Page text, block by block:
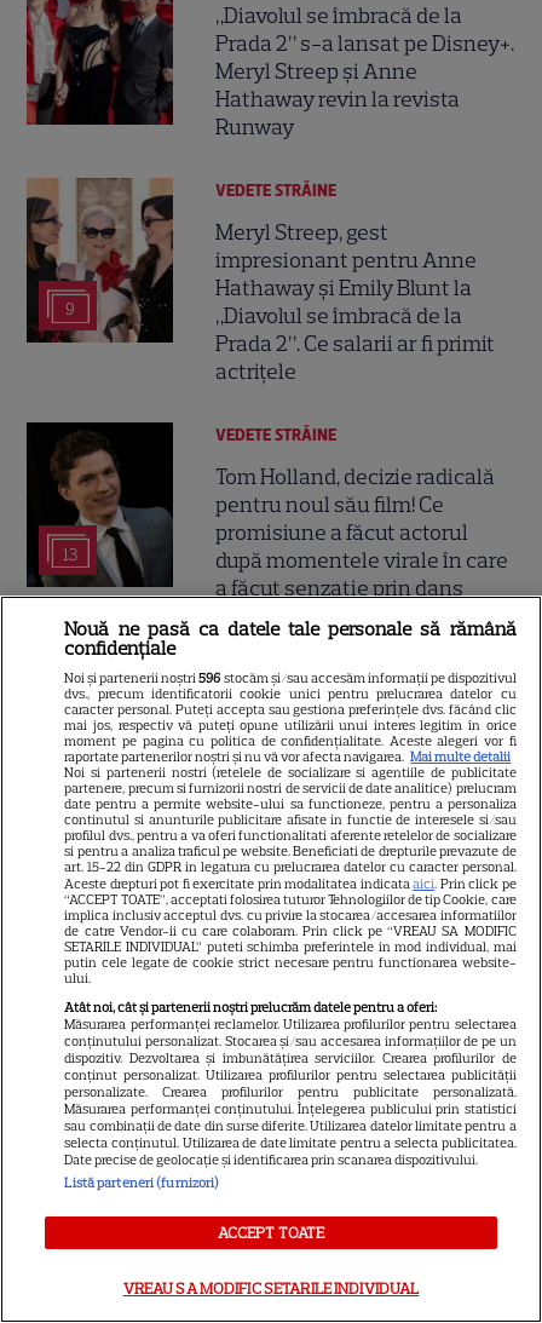
„Diavolul se îmbracă de la
Prada 2” s-a lansat pe Disney+.
Meryl Streep și Anne
Hathaway revin la revista
Runway
9
VEDETE STRĂINE
Meryl Streep, gest
impresionant pentru Anne
Hathaway și Emily Blunt la
„Diavolul se îmbracă de la
Prada 2”. Ce salarii ar fi primit
actrițele
13
VEDETE STRĂINE
Tom Holland, decizie radicală
pentru noul său film! Ce
promisiune a făcut actorul
după momentele virale în care
a făcut senzație prin dans
13
Scarlett Johansson și Kristin
Scott Thomas, din nou mamă
și fiică pe ecran în „My
Mother's Wedding”. Când
apare filmul pe SkyShowtime
9
PRIME VIDEO
Jamie Campbell Bower, starul
din „Stranger Things”, intră în
universul „Stăpânul Inelelor”.
Ce rol legendar va interpreta în
sezonul 3
NETFLIX
„Palatul de Est”, noul fenomen
coreean de pe Netflix: Regele
blestemat, fantomele și
exorcistul care sfidează
moartea
PRIME VIDEO
Nouă ne pasă ca datele tale personale să rămână
confidențiale
Noi și partenerii noștri596 stocăm și/sau accesăm informații pe dispozitivul
dvs., precum identificatorii cookie unici pentru prelucrarea datelor cu
caracter personal. Puteți accepta sau gestiona preferințele dvs. făcând clic
mai jos, respectiv vă puteți opune utilizării unui interes legitim în orice
moment pe pagina cu politica de confidențialitate. Aceste alegeri vor fi
raportate partenerilor noștri și nu vă vor afecta navigarea. Mai multe detalii
Noi si partenerii nostri (retelele de socializare si agentiile de publicitate
partenere, precum si furnizorii nostri de servicii de date analitice) prelucram
date pentru a permite website-ului sa functioneze, pentru a personaliza
continutul si anunturile publicitare afisate in functie de interesele si/sau
profilul dvs., pentru a va oferi functionalitati aferente retelelor de socializare
si pentru a analiza traficul pe website. Beneficiati de drepturile prevazute de
art. 15-22 din GDPR in legatura cu prelucrarea datelor cu caracter personal.
Aceste drepturi pot fi exercitate prin modalitatea indicataaici. Prin click pe
“ACCEPT TOATE”, acceptati folosirea tuturor Tehnologiilor de tip Cookie, care
implica inclusiv acceptul dvs. cu privire la stocarea/accesarea informatiilor
de catre Vendor-ii cu care colaboram. Prin click pe “VREAU SA MODIFIC
SETARILE INDIVIDUAL” puteti schimba preferintele in mod individual, mai
putin cele legate de cookie strict necesare pentru functionarea website-
ului.
Atât noi, cât și partenerii noștri prelucrăm datele pentru a oferi:
Măsurarea performanței reclamelor. Utilizarea profilurilor pentru selectarea
conținutului personalizat. Stocarea și/sau accesarea informațiilor de pe un
dispozitiv. Dezvoltarea și îmbunătățirea serviciilor. Crearea profilurilor de
conținut personalizat. Utilizarea profilurilor pentru selectarea publicității
personalizate. Crearea profilurilor pentru publicitate personalizată.
Măsurarea performanței conținutului. Înțelegerea publicului prin statistici
sau combinații de date din surse diferite. Utilizarea datelor limitate pentru a
selecta conținutul. Utilizarea de date limitate pentru a selecta publicitatea.
Date precise de geolocație și identificarea prin scanarea dispozitivului.
Listă parteneri (furnizori)
ACCEPT TOATE
VREAU SA MODIFIC SETARILE INDIVIDUAL